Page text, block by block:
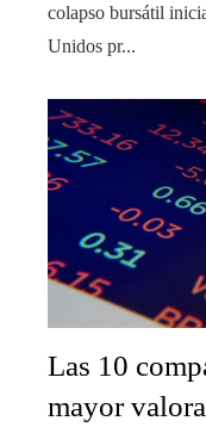
colapso bursátil
Unidos pr...
Las 10
mayor